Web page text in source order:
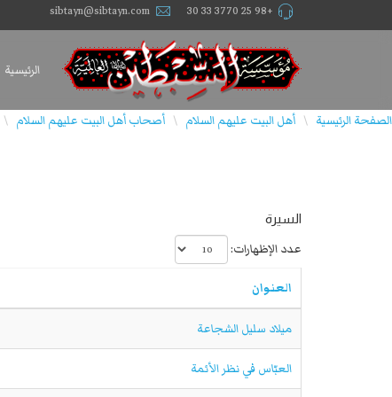
+98 25 3770 33 30
sibtayn@sibtayn.com
الرئيسية
الصفحة الرئيسية \ أهل البيت عليهم السلام \ أصحاب أهل البيت علیهم السلام \
السيرة
عدد الإظهارات:
العنوان
ميلاد سليل الشجاعة
العبّاس في نظر الأئمة